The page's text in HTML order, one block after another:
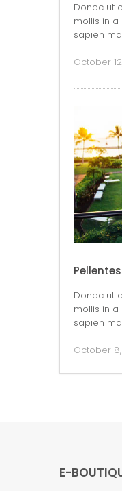
Donec ut
mollis in
sapien
October
Donec ut
mollis in
sapien
October 8,
E-